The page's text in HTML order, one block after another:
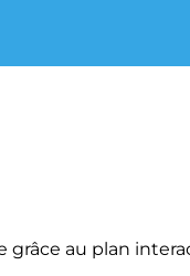
grâce au plan